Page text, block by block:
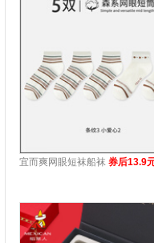
宜而爽网眼短袜船袜 券后13.9